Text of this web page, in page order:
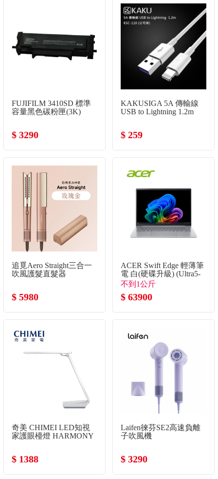
FUJIFILM 3410SD 標準
容量黑色碳粉匣(3K)
$ 3290
KAKUSIGA 5A 傳輸線
USB to Lightning 1.2m
$ 259
追覓Aero Straight三合一
吹風護髮直髮器
$ 5980
ACER Swift Edge 輕薄筆
電 白(硬碟升級) (Ultra5-
325/32G/2TB SSD/Win11)
不到1公斤
$ 63900
奇美 CHIMEI LED知視
家護眼檯燈 HARMONY
$ 1388
Laifen徠芬SE2高速負離
子吹風機
$ 3290